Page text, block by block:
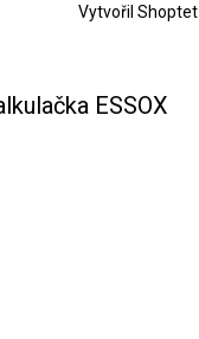
Vytvořil Shoptet
ESSOX